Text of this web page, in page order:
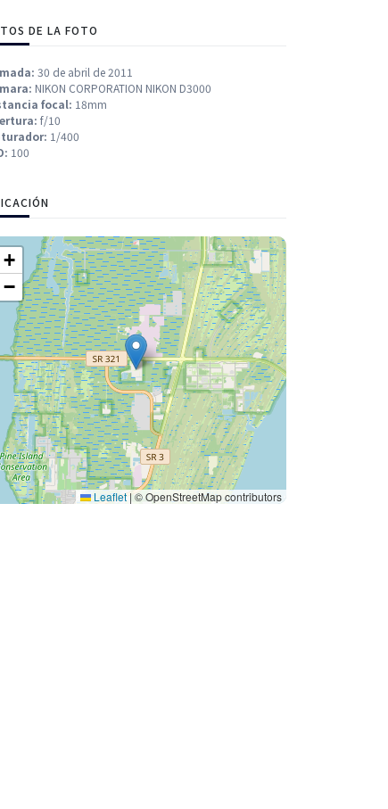
DE LA FOTO
30 de abril de 2011
NIKON CORPORATION NIKON D3000
focal: 18mm
f/10
1/400
100
+
−
Leaflet| © OpenStreetMap contributors